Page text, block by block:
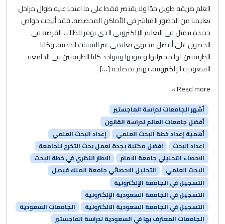
العلم طريقه طويل جدًا ولا يقتصر فقط على ما اعتدنا عليه طوال مراحل
تعليمنا من الحضور المباشر في الأماكن المخصصة. فقد أتيحت خواص
جديدة تتمثل في التعليم الإلكتروني الذي يوفر للطالب الفرصة في
الحصول على أفضل محتوى تعليمي عبر التقنيات الحديثة، وكلتا
الطريقتين لها مميزاتها وعيوبها وتتواجد كلتا الطريقتين في الجامعة
السعودية الإلكترونية. تهتم بمصلحة […]
Read more »
أشهر الجامعات لدراسة الماجستير
أفضل جامعات العالم لدراسة القانون
أهمية إعداد خطة البحث العلمي
إعداد البحث العلمي
اعداد البحث
افضل مكتبة بجدة لعمل بحث التخرج للجامعة
الاحصاء التحليلي جامعة الامام
الاطار النظري في خطة البحث
البحث العلمي
التحليل الاحصائي جامعة الملك فيصل
التسجيل في الجامعة الإلكترونية
التسجيل في الجامعة السعودية الإلكترونية
التسجيل في الجامعة السعودية الالكترونية
الجامعات السعودية
الجامعات المعترف بها في السعودية لدراسة الماجستير